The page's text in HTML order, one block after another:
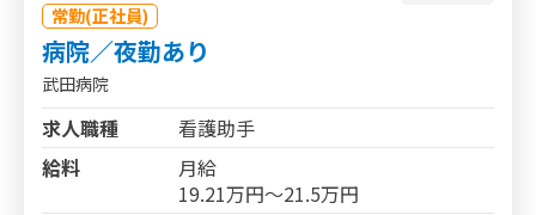
常勤(正社員)
病院／夜勤あり
武田病院
求人職種
看護助手
給料
月給
19.21万円～21.5万円